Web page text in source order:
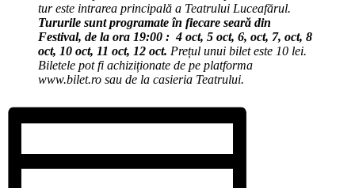
tur este intrarea principală a Teatrului Luceafărul.
Tururile sunt programate în fiecare seară din
Festival, de la ora 19:00 : 4 oct, 5 oct, 6, oct, 7, oct, 8
oct, 10 oct, 11 oct, 12 oct. Prețul unui bilet este 10 lei.
Biletele pot fi achiziționate de pe platforma
www.bilet.ro sau de la casieria Teatrului.